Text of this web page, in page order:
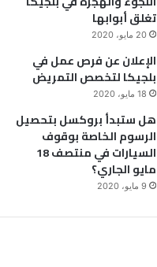
تغلق أبوابها
20 مايو، 2020
الإعلان عن فرص عمل في
بلجيكا لتخصص التمريض
18 مايو، 2020
هل ستبدأ بروكسل بتحصيل
الرسوم الخاصة بوقوف
السيارات في منتصف 18
مايو الجاري؟
9 مايو، 2020